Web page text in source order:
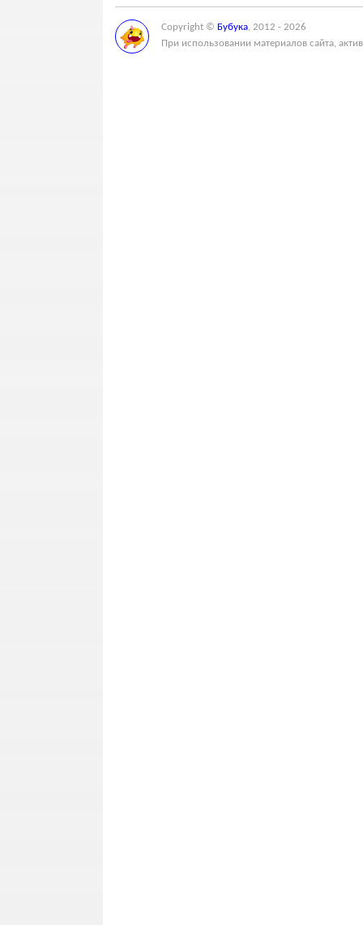
Copyright © Бубука, 2012 - 2026
При использовании материалов сайта,